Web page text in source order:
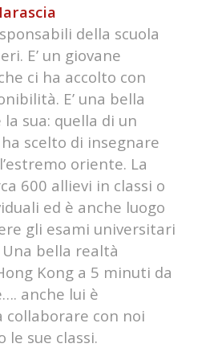
della scuola
E’ un giovane
ci ha accolto con
E’ una bella
sua: quella di un
scelto di insegnare
oriente. La
600 allievi in classi o
ed è anche luogo
gli esami universitari
Una bella realtà
Kong a 5 minuti da
anche lui è
collaborare con noi
le sue classi.